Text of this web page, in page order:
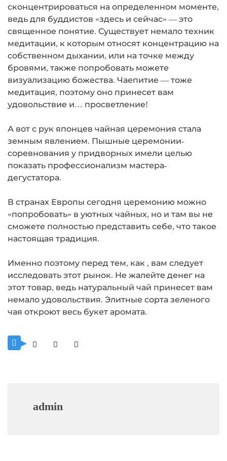
сконцентрироваться на определенном моменте,
ведь для буддистов «здесь и сейчас» — это
священное понятие. Существует немало техник
медитации, к которым относят концентрацию на
собственном дыхании, или на точке между
бровями, также попробовать можете
визуализацию божества. Чаепитие — тоже
медитация, поэтому оно принесет вам
удовольствие и… просветление!
А вот с рук японцев чайная церемония стала
земным явлением. Пышные церемонии-
соревнования у придворных имели целью
показать профессионализм мастера-
дегустатора.
В странах Европы сегодня церемонию можно
«попробовать» в уютных чайных, но и там вы не
сможете полностью представить себе, что такое
настоящая традиция.
Именно поэтому перед тем, как , вам следует
исследовать этот рынок. Не жалейте денег на
этот товар, ведь натуральный чай принесет вам
немало удовольствия. Элитные сорта зеленого
чая откроют весь букет аромата.
admin